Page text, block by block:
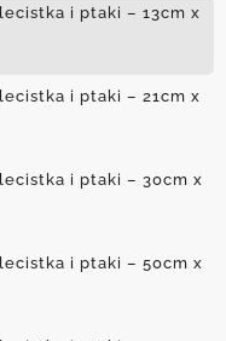
i ptaki – 13cm x
i ptaki – 21cm x
i ptaki – 30cm x
i ptaki – 50cm x